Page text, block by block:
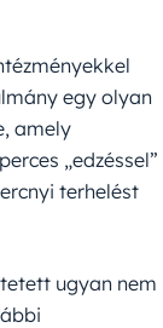
egy olyan
amely
„edzéssel”
terhelést
ugyan nem